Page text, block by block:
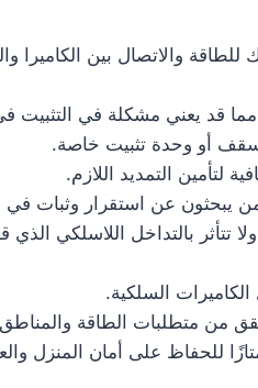
والاتصال بين الكاميرا
مما قد يعني مشكلة في التثبيت
أو وحدة تثبيت خاصة.
لتأمين التمديد اللازم.
يبحثون عن استقرار وثبات في
تتأثر بالتداخل اللاسلكي الذي
السلكية.
من متطلبات الطاقة
للحفاظ على أمان المنزل